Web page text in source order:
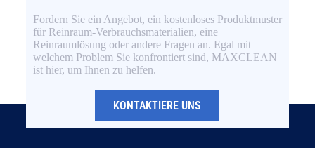
Fordern Sie ein Angebot, ein kostenloses Produktmuster
für Reinraum-Verbrauchsmaterialien, eine
Reinraumlösung oder andere Fragen an. Egal mit
welchem Problem Sie konfrontiert sind, MAXCLEAN
ist hier, um Ihnen zu helfen.
KONTAKTIERE UNS